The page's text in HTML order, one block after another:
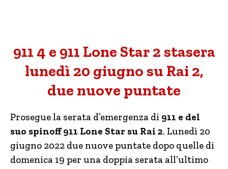
911 4 e 911 Lone Star 2 stasera
lunedì 20 giugno su Rai 2,
due nuove puntate
Prosegue la serata d’emergenza di 911 e del
suo spinoff 911 Lone Star su Rai 2. Lunedì 20
giugno 2022 due nuove puntate dopo quelle di
domenica 19 per una doppia serata all’ultimo